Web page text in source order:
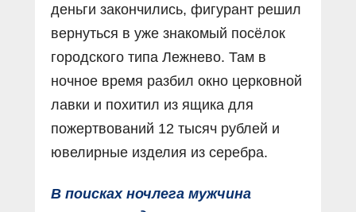
деньги закончились, фигурант решил
вернуться в уже знакомый посёлок
городского типа Лежнево. Там в
ночное время разбил окно церковной
лавки и похитил из ящика для
пожертвований 12 тысяч рублей и
ювелирные изделия из серебра.
В поисках ночлега мужчина